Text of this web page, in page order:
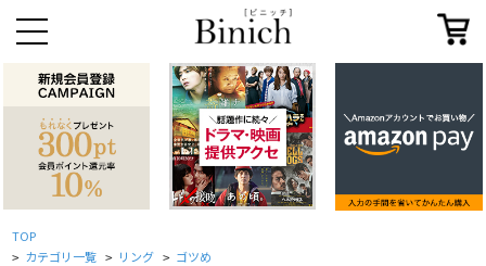
TOP
> カテゴリ一覧 > リング > ゴツめ